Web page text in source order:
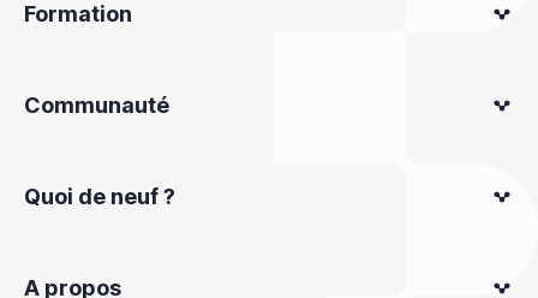
Formation
Communauté
Quoi de neuf ?
A propos